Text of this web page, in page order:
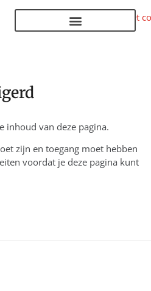
inhoud van deze pagina.
zijn en toegang moet hebben
voordat je deze pagina kunt